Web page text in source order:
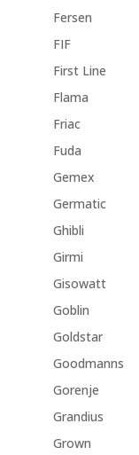
Fersen
FIF
First Line
Flama
Friac
Fuda
Gemex
Germatic
Ghibli
Girmi
Gisowatt
Goblin
Goldstar
Goodmanns
Gorenje
Grandius
Grown